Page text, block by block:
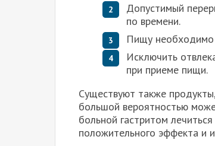
Допустимый
по времени.
Пищу необходимо
Исключить
при приеме пищи.
Существуют также
большой вероятностью
больной гастритом
положительного эффекта и